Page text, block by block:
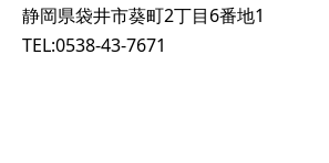
静岡県袋井市葵町2丁目6番地1
TEL:0538-43-7671